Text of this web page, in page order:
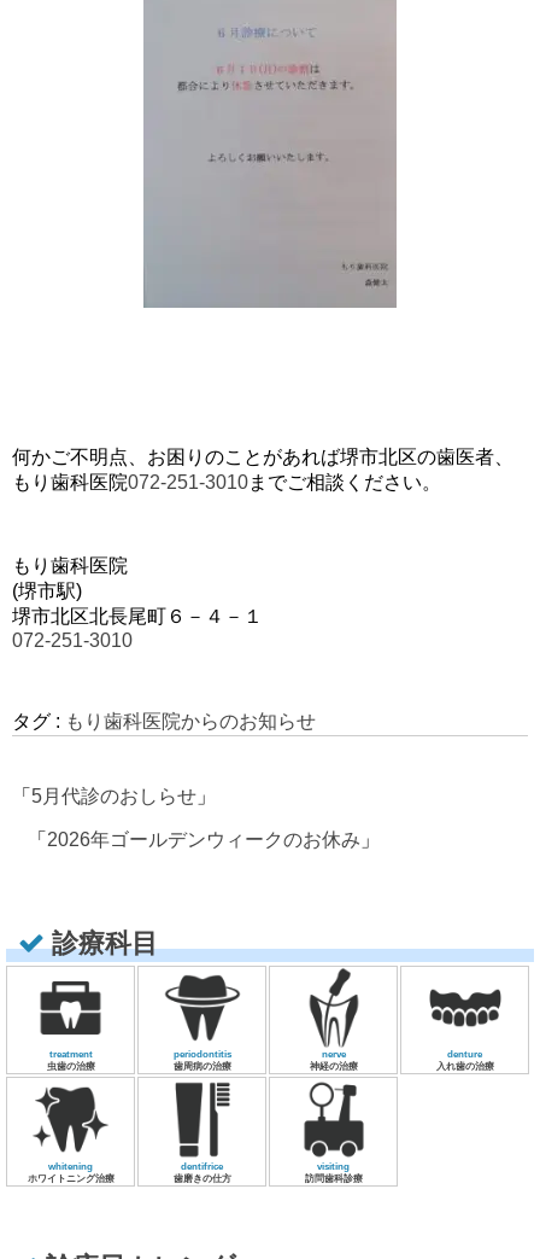
何かご不明点、お困りのことがあれば堺市北区の歯医者、
もり歯科医院072-251-3010までご相談ください。
もり歯科医院
(堺市駅)
堺市北区北長尾町６－４－１
072-251-3010
タグ : もり歯科医院からのお知らせ
「 5月代診のおしらせ 」
「 2026年ゴールデンウィークのお休み 」
診療科目
treatment
虫歯の治療
periodontitis
歯周病の治療
nerve
神経の治療
denture
入れ歯の治療
whitening
ホワイトニング治療
dentifrice
歯磨きの仕方
visiting
訪問歯科診療